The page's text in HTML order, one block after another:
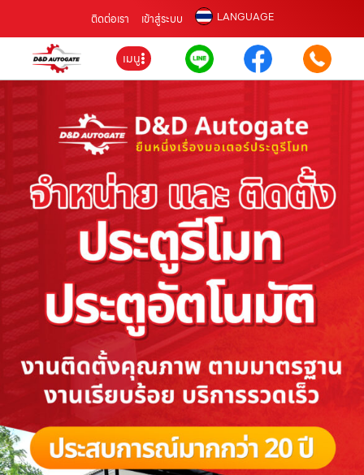
ติดต่อเรา เข้าสู่ระบบ LANGUAGE
เมนู